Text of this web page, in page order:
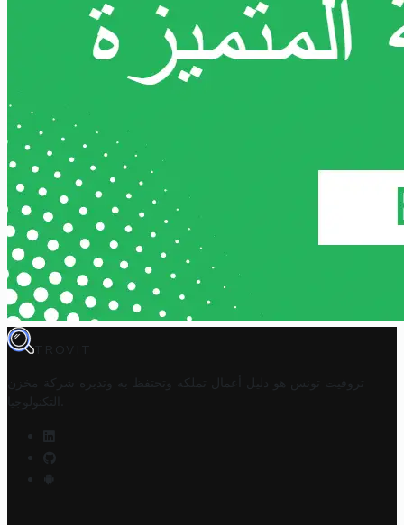
TROVIT
تروفيت تونس هو دليل أعمال تملكه وتحتفظ به وتديره
شركة مخزن
التكنولوجيا